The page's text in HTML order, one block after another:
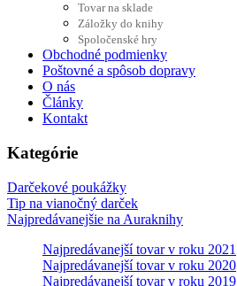
Tovar na sklade
Záložky do knihy
Spoločenské hry
Obchodné podmienky
Poštovné a spôsob dopravy
O nás
Články
Kontakt
Kategórie
Darčekové poukážky
Tip na vianočný darček
Najpredávanejšie na Auraknihy
Najpredávanejší tovar v roku 2021
Najpredávanejší tovar v roku 2020
Najpredávanejší tovar v roku 2019